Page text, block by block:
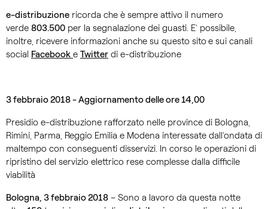
e-distribuzione ricorda che è sempre attivo il numero
verde 803.500 per la segnalazione dei guasti. E’ possibile,
inoltre, ricevere informazioni anche su questo sitoe sui canali
social Facebook e Twitter di e-distribuzione
3 febbraio 2018 - Aggiornamento delle ore 14,00
Presidio e-distribuzione rafforzato nelle province di Bologna,
Rimini, Parma, Reggio Emilia e Modena interessate dall’ondata di
maltempo con conseguenti disservizi. In corso le operazioni di
ripristino del servizio elettrico rese complesse dalla difficile
viabilità
Bologna, 3 febbraio 2018 – Sono a lavoro da questa notte